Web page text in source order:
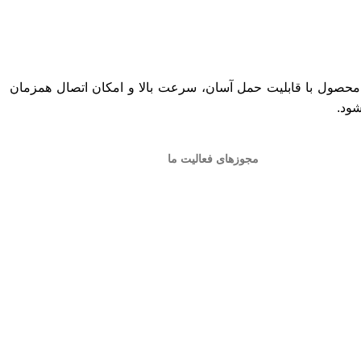
با قابلیت حمل آسان، سرعت بالا و امکان اتصال همزمان
مجوزهای فعالیت ما